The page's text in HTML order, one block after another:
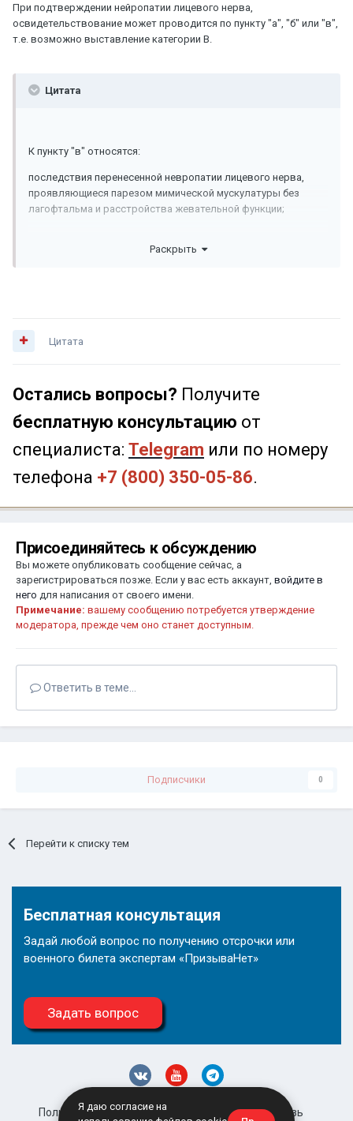
При подтверждении нейропатии лицевого нерва,
освидетельствование может проводится по пункту "а", "б" или "в",
т.е. возможно выставление категории В.
Цитата
К пункту "в" относятся:
последствия перенесенной невропатии лицевого нерва,
проявляющиеся парезом мимической мускулатуры без
лагофтальма и расстройства жевательной функции;
Раскрыть
Цитата
Остались вопросы? Получите
бесплатную консультацию от
специалиста: Telegram или по номеру
телефона +7 (800) 350-05-86.
Присоединяйтесь к обсуждению
Вы можете опубликовать сообщение сейчас, а
зарегистрироваться позже. Если у вас есть аккаунт, войдите в
него для написания от своего имени.
Примечание: вашему сообщению потребуется утверждение
модератора, прежде чем оно станет доступным.
Ответить в теме...
Подписчики 0
Перейти к списку тем
Бесплатная консультация
Задай любой вопрос по получению отсрочки или
военного билета экспертам «ПризываНет»
Задать вопрос
Политика конфиденциальности Обратная связь
Я даю согласие на